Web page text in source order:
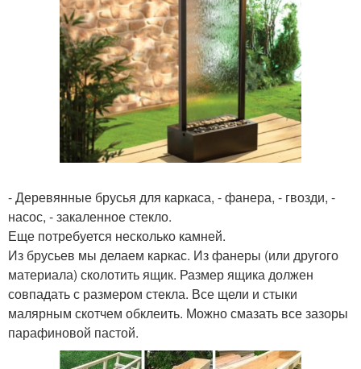
- Деревянные брусья для каркаса, - фанера, - гвозди, -
насос, - закаленное стекло.
Еще потребуется несколько камней.
Из брусьев мы делаем каркас. Из фанеры (или другого
материала) сколотить ящик. Размер ящика должен
совпадать с размером стекла. Все щели и стыки
малярным скотчем обклеить. Можно смазать все зазоры
парафиновой пастой.